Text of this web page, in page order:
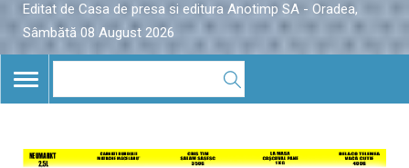
Editat de Casa de presa si editura Anotimp SA - Oradea,
Sâmbătă 08 August 2026
TOGGLE
NAVIGATION